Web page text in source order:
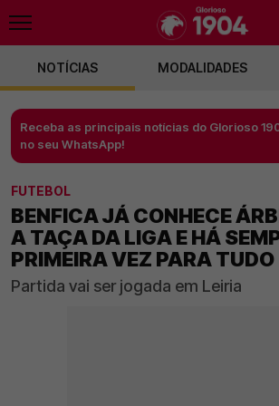
NOTÍCIAS MODALIDADES
Receba as principais notícias do Glorioso
no seu WhatsApp!
FUTEBOL
BENFICA JÁ CONHECE
A TAÇA DA LIGA E HÁ
PRIMEIRA VEZ PARA TUDO
Partida vai ser jogada em Leiria